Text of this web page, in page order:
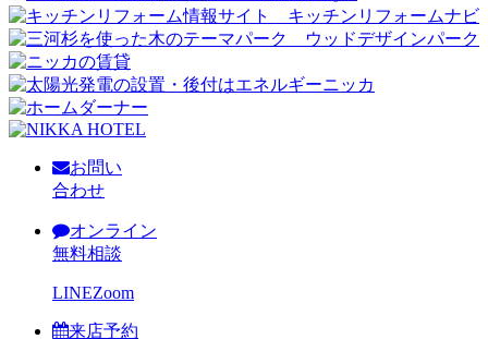
お問い
合わせ
オンライン
無料相談
LINEZoom
来店予約